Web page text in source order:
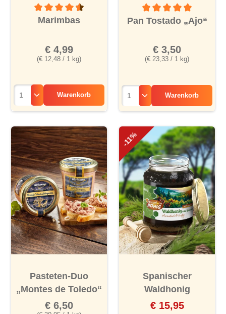
Durchschnittliche Bewertung von 4.5 von 5 Sternen
Marimbas
(€ 12,48 / 1 kg)
€ 4,99
Warenkorb
Durchschnittliche
Pan Tostado „Ajo“
(€ 23,33 / 1 kg)
€ 3,50
Warenkorb
Pasteten-Duo
„Montes de Toledo“
€ 6,50
-11%
Spanischer
Waldhonig
€ 15,95